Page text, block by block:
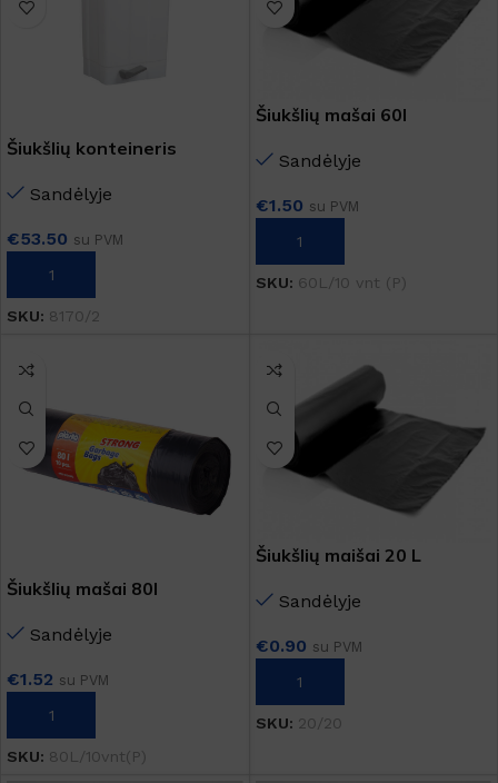
Šiukšlių konteineris
Sandėlyje
€53.50 su PVM
Į KREPŠELĮ
SKU: 8170/2
Šiukšlių mašai 60l
Sandėlyje
€1.50 su PVM
Į KREPŠELĮ
SKU: 60L/10 vnt (P)
Šiukšlių mašai 80l
Sandėlyje
€1.52 su PVM
Į KREPŠELĮ
SKU: 80L/10vnt(P)
Šiukšlių maišai 20 L
Sandėlyje
€0.90 su PVM
Į KREPŠELĮ
SKU: 20/20